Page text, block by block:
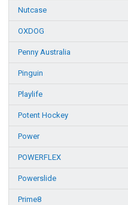
Nutcase
OXDOG
Penny Australia
Pinguin
Playlife
Potent Hockey
Power
POWERFLEX
Powerslide
Prime8